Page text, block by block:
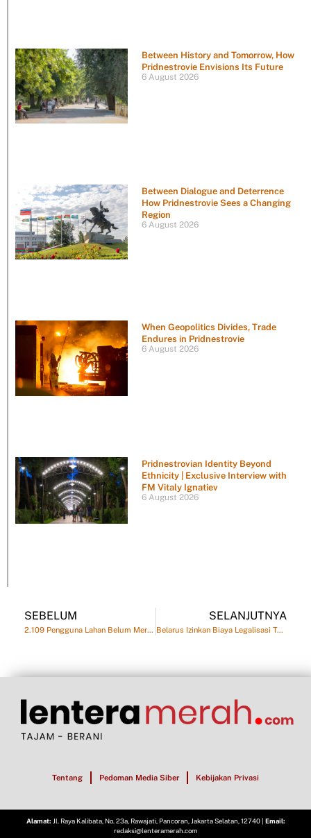
Between History and Tomorrow, How
Pridnestrovie Envisions Its Future
6 August 2026
Between Dialogue and Deterrence
How Pridnestrovie Sees a Changing
Region
6 August 2026
When Geopolitics Divides, Trade
Endures in Pridnestrovie
6 August 2026
Pridnestrovian Identity Beyond
Ethnicity | Exclusive Interview with
FM Vitaly Ignatiev
6 August 2026
SEBELUM
2.109 Pengguna Lahan Belum Merespons, Minsk Siapkan Pembongkaran Paksa
SELANJUTNYA
Belarus Izinkan Biaya Legalisasi Tanah Dicicil hingga Lima Tahun
Tentang Pedoman Media Siber Kebijakan Privasi
Alamat: Jl. Raya Kalibata, No. 23a, Rawajati, Pancoran, Jakarta Selatan, 12740 | Email:
redaksi@lenteramerah.com